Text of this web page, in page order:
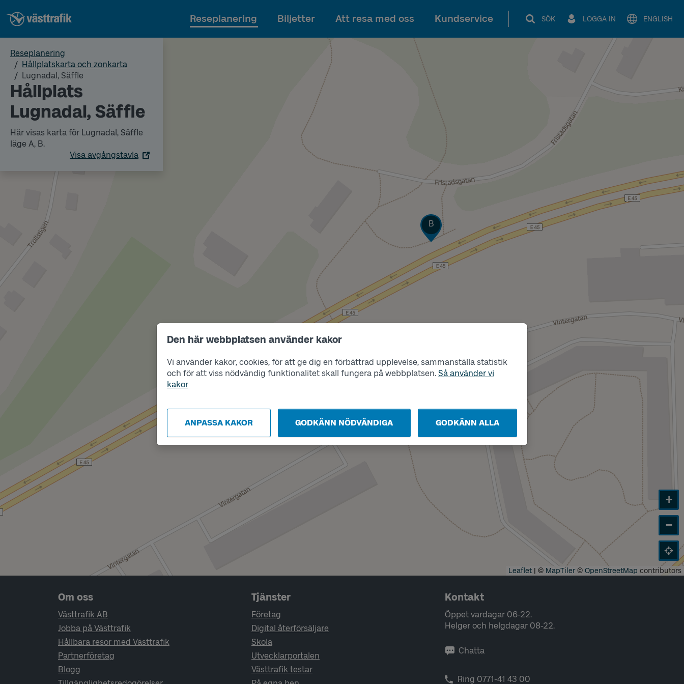
Den här webbplatsen använder kakor
Vi använder kakor, cookies, för att ge dig en förbättrad upplevelse, sammanställa statistik
och för att viss nödvändig funktionalitet skall fungera på webbplatsen. Så använder vi
kakor
ANPASSA KAKOR GODKÄNN NÖDVÄNDIGA GODKÄNN ALLA
Till innehållet
Reseplanering Biljetter Att resa med oss Kundservice SÖK LOGGA IN ENGLISH
Reseplanering
Hållplatskarta och zonkarta
Lugnadal, Säffle
Hållplats
Lugnadal, Säffle
Här visas karta för Lugnadal, Säffle
läge A, B.
Visa avgångstavla
Läge
B
+
−
Leaflet | © MapTiler© OpenStreetMap contributors
Sidfotsnavigering
Om oss
Västtrafik AB
Jobba på Västtrafik
Hållbara resor med Västtrafik
Partnerföretag
Blogg
Tjänster
Företag
Digital återförsäljare
Skola
Utvecklarportalen
Västtrafik testar
Kontakt
Öppet vardagar 06-22.
Helger och helgdagar 08-22.
Chatta
Ring 0771-41 43 00